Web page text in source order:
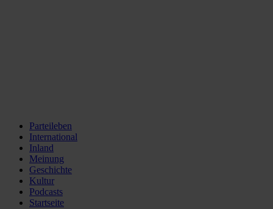
Parteileben
International
Inland
Meinung
Geschichte
Kultur
Podcasts
Startseite